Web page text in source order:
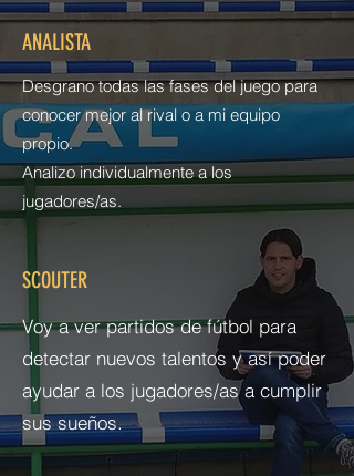
ANALISTA
Desgrano todas las fases del juego para
conocer mejor al rival o a mi equipo
propio.
Analizo individualmente a los
jugadores/as.
SCOUTER
Voy a ver partidos de fútbol para
detectar nuevos talentos y así poder
ayudar a los jugadores/as a cumplir
sus sueños.